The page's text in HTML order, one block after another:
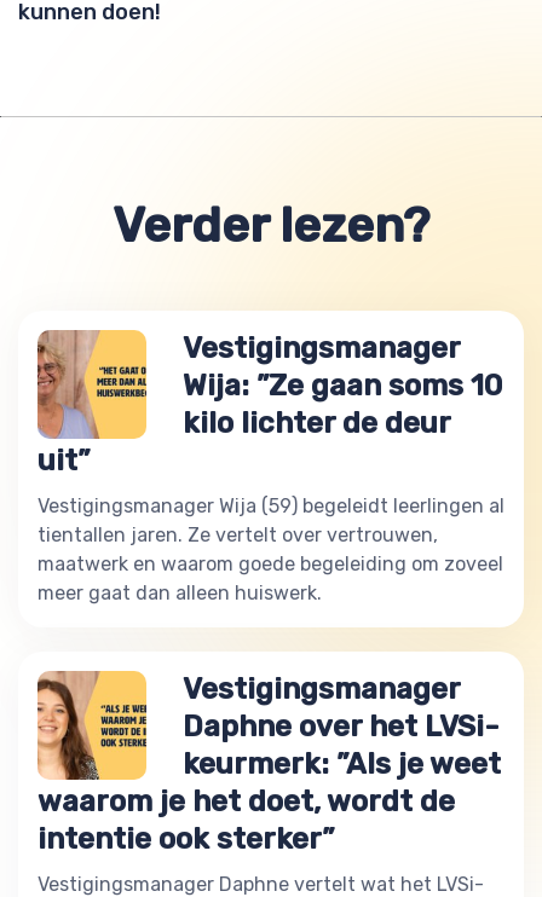
kunnen doen!
Verder lezen?
Vestigingsmanager
Wija: ”Ze gaan soms 10
kilo lichter de deur
uit”
Vestigingsmanager Wija (59) begeleidt leerlingen al
tientallen jaren. Ze vertelt over vertrouwen,
maatwerk en waarom goede begeleiding om zoveel
meer gaat dan alleen huiswerk.
Vestigingsmanager
Daphne over het LVSi-
keurmerk: ”Als je weet
waarom je het doet, wordt de
intentie ook sterker”
Vestigingsmanager Daphne vertelt wat het LVSi-